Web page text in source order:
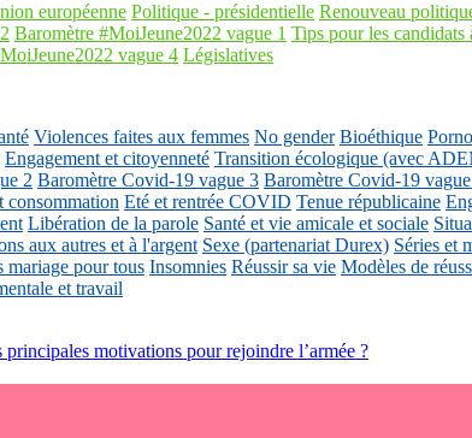
européenne Politique - présidentielle Renouveau
Baromètre #MoiJeune2022 vague 1 Tips pour les candidats
vague 4 Législatives
Violences faites aux femmes No gender Bioéthique
Engagement et citoyenneté Transition écologique (avec
2 Baromètre Covid-19 vague 3 Baromètre Covid-19
consommation Eté et rentrée COVID Tenue républicaine
Libération de la parole Santé et vie amicale et sociale
aux autres et à l'argent Sexe (partenariat Durex) Séries et
mariage pour tous Insomnies Réussir sa vie Modèles de
et travail
principales motivations pour rejoindre l’armée ?